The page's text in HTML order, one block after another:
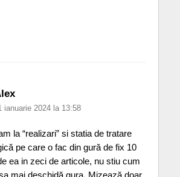
ianuarie 2024 la 13:58
la “realizari” si statia de tratare
pe care o fac din gură de fix 10
ea in zeci de articole, nu stiu cum
mai deschidă gura. Mizează doar